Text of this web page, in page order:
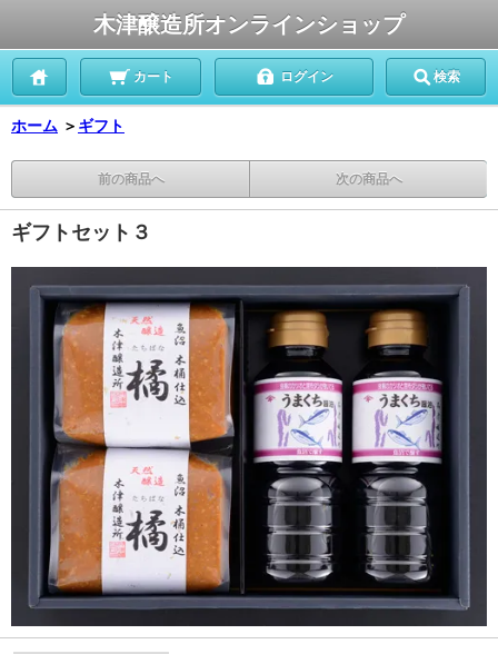
木津醸造所オンラインショップ
カート ログイン 検索
ホーム ＞ ギフト
前の商品へ 次の商品へ
ギフトセット３